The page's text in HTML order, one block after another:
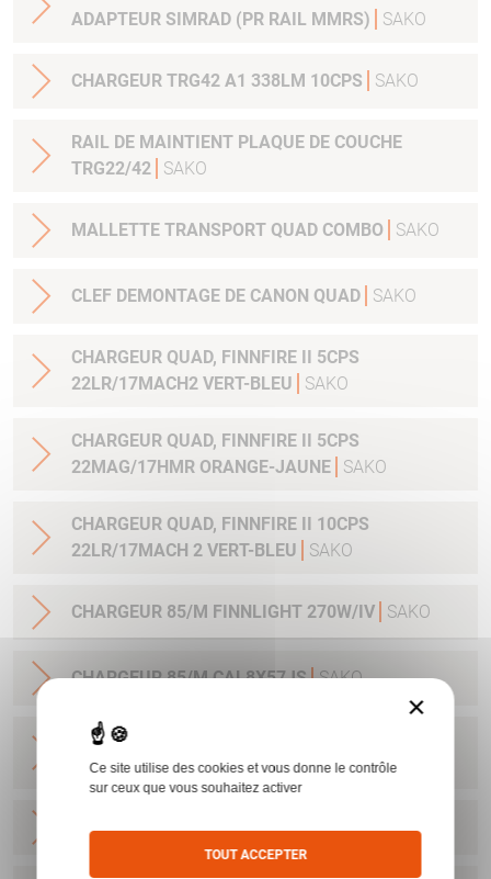
ADAPTEUR SIMRAD (PR RAIL MMRS)
SAKO
CHARGEUR TRG42 A1 338LM 10CPS SAKO
RAIL DE MAINTIENT PLAQUE DE COUCHE
TRG22/42
SAKO
MALLETTE TRANSPORT QUAD COMBO SAKO
CLEF DEMONTAGE DE CANON QUAD SAKO
CHARGEUR QUAD, FINNFIRE II 5CPS
22LR/17MACH2 VERT-BLEU
SAKO
CHARGEUR QUAD, FINNFIRE II 5CPS
22MAG/17HMR ORANGE-JAUNE
SAKO
CHARGEUR QUAD, FINNFIRE II 10CPS
22LR/17MACH 2 VERT-BLEU
SAKO
CHARGEUR 85/M FINNLIGHT 270W/IV SAKO
CHARGEUR 85/M CAL8X57JS SAKO
CHARGEUR SAKO 85L/ FINNLIGHT2/7RM-
300WIN 4CPS STAINLESS SAKO
CHARGEUR A7/S CAL 22-250 SAKO
×
Ce site utilise des cookies et vous donne le contrôle
sur ceux que vous souhaitez activer
TOUT ACCEPTER